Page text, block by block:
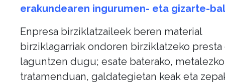
erakundearen ingurumen- eta gizarte-
Enpresa birziklatzaileek beren material
birziklagarriak ondoren birziklatzeko
laguntzen dugu; esate baterako,
tratamenduan, galdategietan keak eta